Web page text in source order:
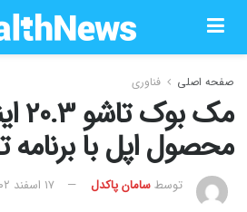
صفحه اصلی فناوری
مک
محصول اپل با
توسطسامان پاکدل ۱۷ اسفند ۱۴۰۲